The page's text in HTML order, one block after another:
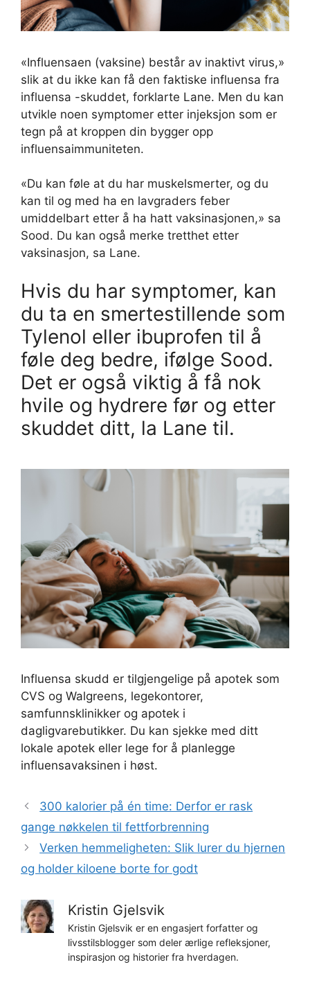
«Influensaen (vaksine) består av inaktivt virus,»
slik at du ikke kan få den faktiske influensa fra
influensa -skuddet, forklarte Lane. Men du kan
utvikle noen symptomer etter injeksjon som er
tegn på at kroppen din bygger opp
influensaimmuniteten.
«Du kan føle at du har muskelsmerter, og du
kan til og med ha en lavgraders feber
umiddelbart etter å ha hatt vaksinasjonen,» sa
Sood. Du kan også merke tretthet etter
vaksinasjon, sa Lane.
Hvis du har symptomer, kan
du ta en smertestillende som
Tylenol eller ibuprofen til å
føle deg bedre, ifølge Sood.
Det er også viktig å få nok
hvile og hydrere før og etter
skuddet ditt, la Lane til.
Influensa skudd er tilgjengelige på apotek som
CVS og Walgreens, legekontorer,
samfunnsklinikker og apotek i
dagligvarebutikker. Du kan sjekke med ditt
lokale apotek eller lege for å planlegge
influensavaksinen i høst.
300 kalorier på én time: Derfor er rask
gange nøkkelen til fettforbrenning
Verken hemmeligheten: Slik lurer du hjernen
og holder kiloene borte for godt
Kristin Gjelsvik
Kristin Gjelsvik er en engasjert forfatter og
livsstilsblogger som deler ærlige refleksjoner,
inspirasjon og historier fra hverdagen.